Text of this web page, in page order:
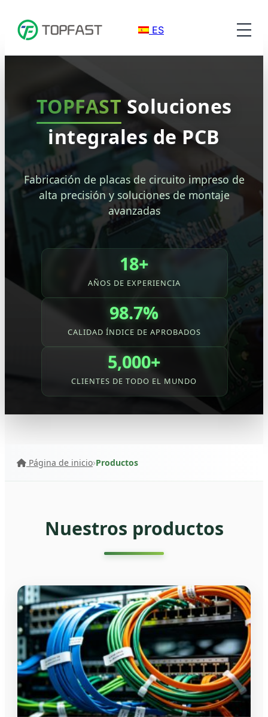
ES
TOPFASTSoluciones
integrales de PCB
Fabricación de placas de circuito impreso de
alta precisión y soluciones de montaje
avanzadas
18+
AÑOS DE EXPERIENCIA
98.7%
CALIDAD ÍNDICE DE APROBADOS
5,000+
CLIENTES DE TODO EL MUNDO
Página de inicio Productos
Nuestros productos